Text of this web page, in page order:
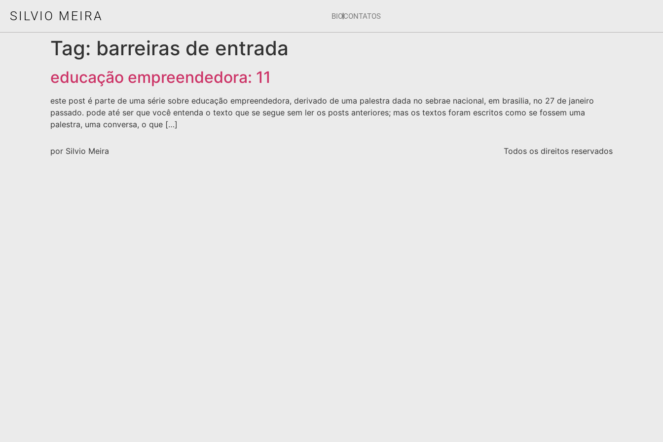
SILVIO MEIRA BIOCONTATOS
Tag: barreiras de entrada
educação empreendedora: 11
este post é parte de uma série sobre educação empreendedora, derivado de uma palestra dada no sebrae nacional, em brasilia, no 27 de janeiro
passado. pode até ser que você entenda o texto que se segue sem ler os posts anteriores; mas os textos foram escritos como se fossem uma
palestra, uma conversa, o que […]
por Silvio Meira Todos os direitos reservados